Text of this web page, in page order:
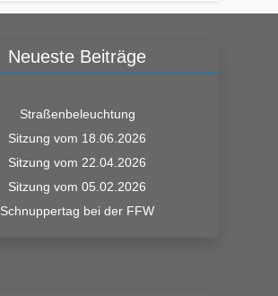
Neueste Beiträge
Straßenbeleuchtung
Sitzung vom 18.06.2026
Sitzung vom 22.04.2026
Sitzung vom 05.02.2026
Schnuppertag bei der FFW